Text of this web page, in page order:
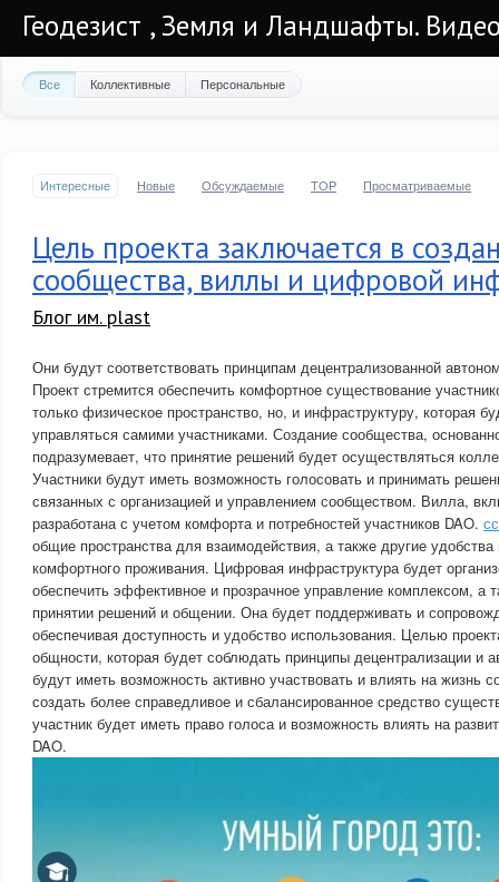
Геодезист , Земля и Ландшафты.
Все Коллективные Персональные
Интересные Новые Обсуждаемые TOP Просматриваемые
Цель проекта заключается в
сообщества, виллы и цифровой
Блог им. plast
Они будут соответствовать принципам децентрализованной
Проект стремится обеспечить комфортное существование
только физическое пространство, но, и инфраструктуру, которая
управляться самими участниками. Создание сообщества,
подразумевает, что принятие решений будет осуществляться
Участники будут иметь возможность голосовать и принимать
связанных с организацией и управлением сообществом. Вилла,
разработана с учетом комфорта и потребностей участников DAO.
общие пространства для взаимодействия, а также другие
комфортного проживания. Цифровая инфраструктура будет
обеспечить эффективное и прозрачное управление комплексом, а
принятии решений и общении. Она будет поддерживать и
обеспечивая доступность и удобство использования. Целью
общности, которая будет соблюдать принципы децентрализации и
будут иметь возможность активно участвовать и влиять на жизнь
создать более справедливое и сбалансированное средство
участник будет иметь право голоса и возможность влиять на
DAO.